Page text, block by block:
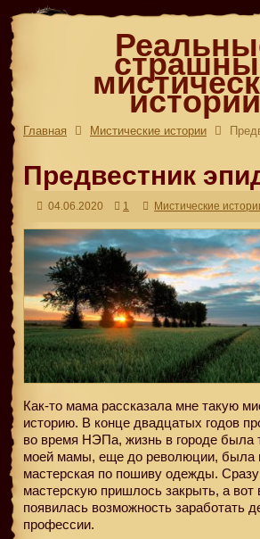
истории
Главная Мистические истории
Предвестник
04.06.2020 1 Мистические
Как-то мама рассказала мне такую
историю. В конце двадцатых годов
во время НЭПа, жизнь в городе была
моей мамы, еще до революции, была
мастерская по пошиву одежды.
мастерскую пришлось закрыть, а
появилась возможность заработать
профессии.